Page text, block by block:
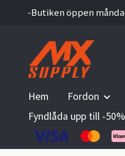
-Butiken öppen
Hem Fordon
Fyndlåda upp till -50%